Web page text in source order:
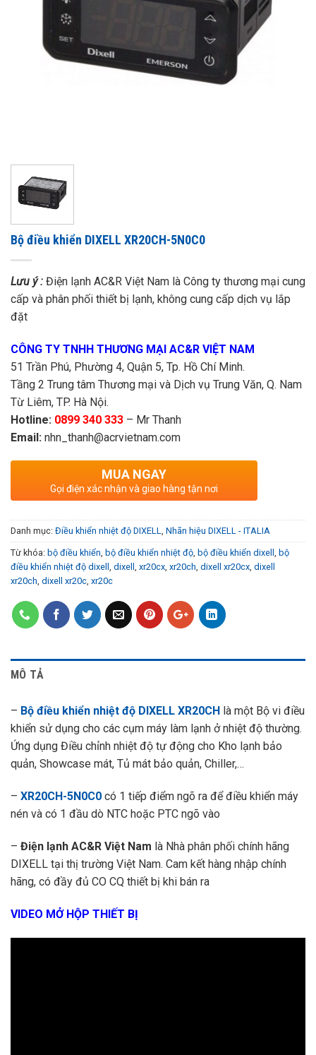
Bộ điều khiển DIXELL XR20CH-5N0C0
Lưu ý : Điện lạnh AC&R Việt Nam là Công ty thương mại cung
cấp và phân phối thiết bị lạnh, không cung cấp dịch vụ lắp
đặt
CÔNG TY TNHH THƯƠNG MẠI AC&R VIỆT NAM
51 Trần Phú, Phường 4, Quận 5, Tp. Hồ Chí Minh.
Tầng 2 Trung tâm Thương mại và Dịch vụ Trung Văn, Q. Nam
Từ Liêm, TP. Hà Nội.
Hotline: 0899 340 333 – Mr Thanh
Email: nhn_thanh@acrvietnam.com
MUA NGAY
Gọi điện xác nhận và giao hàng tận nơi
Danh mục: Điều khiển nhiệt độ DIXELL, Nhãn hiệu DIXELL - ITALIA
Từ khóa: bộ điều khiển, bộ điều khiển nhiệt độ, bộ điều khiển dixell , bộ
điều khiển nhiệt độ dixell , dixell , xr20cx, xr20ch, dixell xr20cx, dixell
xr20ch, dixell xr20c, xr20c
MÔ TẢ
– Bộ điều khiển nhiệt độ DIXELL XR20CH là một Bộ vi điều
khiển sử dụng cho các cụm máy làm lạnh ở nhiệt độ thường.
Ứng dụng Điều chỉnh nhiệt độ tự động cho Kho lạnh bảo
quản, Showcase mát, Tủ mát bảo quản, Chiller,…
– XR20CH-5N0C0 có 1 tiếp điểm ngõ ra để điều khiển máy
nén và có 1 đầu dò NTC hoặc PTC ngõ vào
– Điện lạnh AC&R Việt Nam là Nhà phân phối chính hãng
DIXELL tại thị trường Việt Nam. Cam kết hàng nhập chính
hãng, có đầy đủ CO CQ thiết bị khi bán ra
VIDEO MỞ HỘP THIẾT BỊ